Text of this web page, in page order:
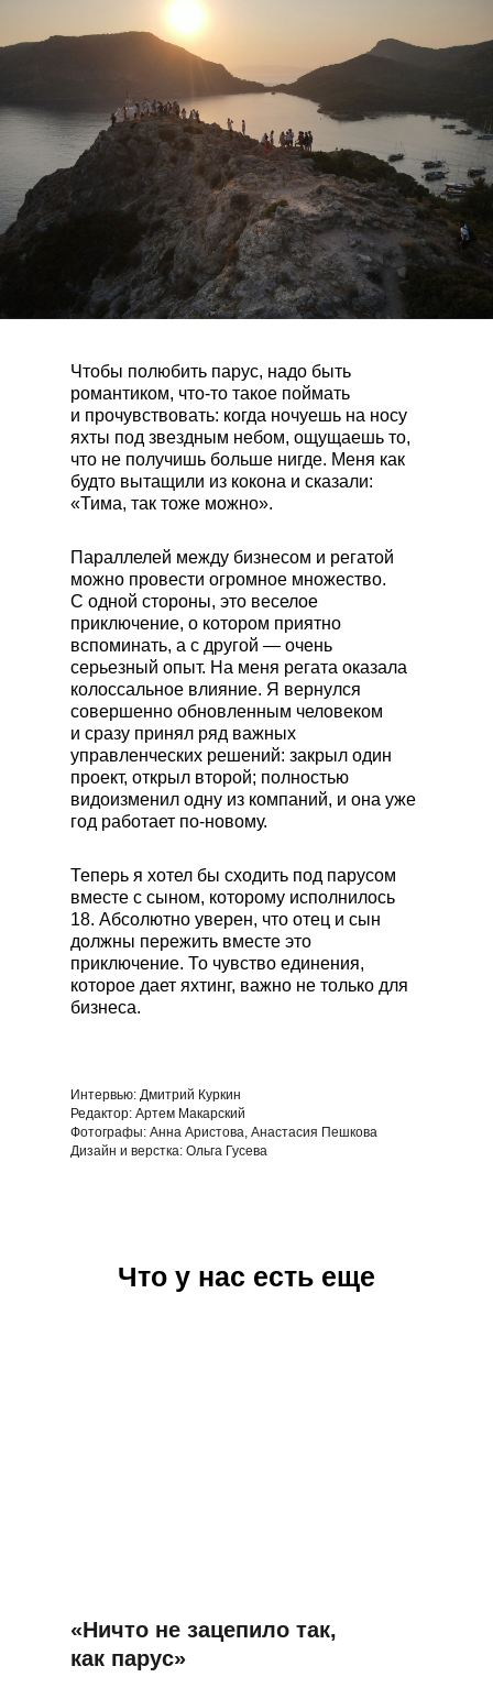
Чтобы полюбить парус, надо быть
романтиком, что-то такое поймать
и прочувствовать: когда ночуешь на носу
яхты под звездным небом, ощущаешь то,
что не получишь больше нигде. Меня как
будто вытащили из кокона и сказали:
«Тима, так тоже можно».
Параллелей между бизнесом и регатой
можно провести огромное множество.
С одной стороны, это веселое
приключение, о котором приятно
вспоминать, а с другой — очень
серьезный опыт. На меня регата оказала
колоссальное влияние. Я вернулся
совершенно обновленным человеком
и сразу принял ряд важных
управленческих решений: закрыл один
проект, открыл второй; полностью
видоизменил одну из компаний, и она уже
год работает по-новому.
Теперь я хотел бы сходить под парусом
вместе с сыном, которому исполнилось
18. Абсолютно уверен, что отец и сын
должны пережить вместе это
приключение. То чувство единения,
которое дает яхтинг, важно не только для
бизнеса.
Интервью: Дмитрий Куркин
Редактор: Артем Макарский
Фотографы: Анна Аристова, Анастасия Пешкова
Дизайн и верстка: Ольга Гусева
Что у нас есть еще
«Ничто не зацепило так,
как парус»